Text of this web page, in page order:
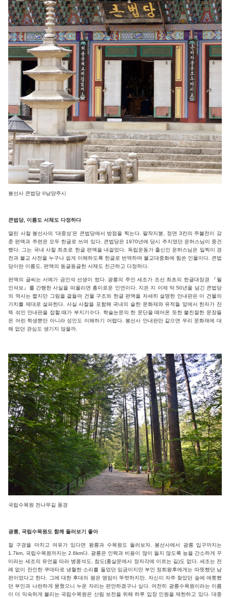
봉선사 큰법당 ©남양주시
큰법당, 이름도 서체도 다정하다
열린 사찰 봉선사의 ‘대중성’은 큰법당에서 방점을 찍는다. 팔작지붕, 정면 3칸의 주불전이 갖
춘 편액과 주련은 모두 한글로 쓰여 있다. 큰법당은 1970년에 당시 주지였던 운허스님이 중건
했다. 그는 국내 사찰 최초로 한글 편액을 내걸었다. 독립운동가 출신인 운허스님은 일찍이 경
전과 불교 사전을 누구나 쉽게 이해하도록 한글로 번역하며 불교대중화에 힘쓴 인물이다. 큰법
당이란 이름도, 편액의 동글동글한 서체도 친근하고 다정하다.
편액의 글씨는 서예가 금인석 선생이 썼다. 광릉의 주인 세조가 조선 최초의 한글대장경 『월
인석보』를 간행한 사실을 떠올리면 흥미로운 인연이다. 지은 지 이제 막 50년을 넘긴 큰법당
의 역사는 짧지만 그림을 곁들여 건물 구조와 한글 편액을 자세히 설명한 안내판은 이 건물의
가치를 제대로 설파한다. 사실 사찰을 포함해 국내의 숱한 문화재와 유적들 앞에서 한자가 잔
뜩 섞인 안내판을 접할 때가 부지기수다. 학술논문의 한 문단을 떼어온 듯한 불친절한 문장들
은 어린 학생뿐만 아니라 성인도 이해하기 어렵다. 봉선사 안내판만 같으면 우리 문화재에 대
해 없던 관심도 생기지 않을까.
국립수목원 전나무길 풍경
광릉, 국립수목원도 함께 둘러보기 좋아
절 구경을 마치고 여유가 있다면 왕릉과 수목원도 둘러보자. 봉선사에서 광릉 입구까지는
1.7km, 국립수목원까지는 2.6km다. 광릉은 인력과 비용이 많이 들지 않도록 능을 간소하게 꾸
미라는 세조의 유언을 따라 병풍석도, 참도(홍살문에서 정자각에 이르는 길)도 없다. 세조는 전
례 없이 잔인한 쿠데타로 냉혈한 소리를 들었던 임금이지만 부인 정희왕후에게는 따뜻했던 남
편이었다고 한다. 그에 대한 후대의 평은 명암이 뚜렷하지만, 자신이 자주 찾았던 숲에 애틋했
던 부인과 나란하게 묻혔으니 누운 자리는 편안하겠구나 싶다. 여전히 광릉수목원이라는 이름
이 더 익숙하게 불리는 국립수목원은 산림 보전을 위해 하루 입장 인원을 제한하고 있다. 대중